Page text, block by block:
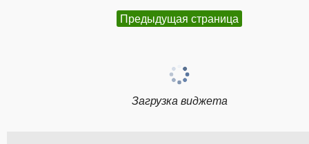
Предыдущая страница
Загрузка виджета